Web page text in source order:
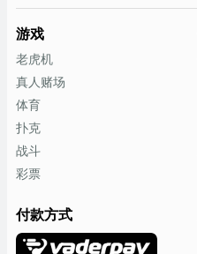
游戏
老虎机
真人赌场
体育
扑克
战斗
彩票
付款方式